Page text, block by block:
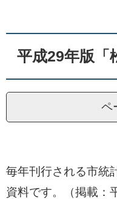
す
。
し
て
平成29年版「
ペ
毎年刊行される市統
資料です。（掲載：